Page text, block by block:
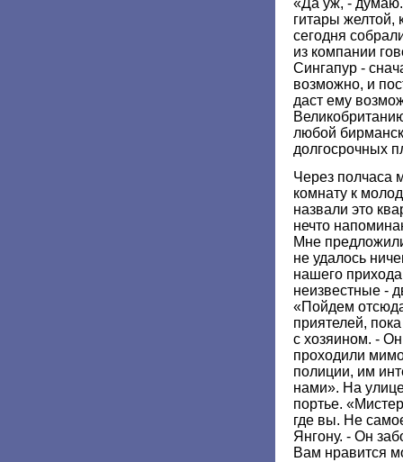
гитары желтой,
сегодня
из компании
Сингапур -
возможно, и
даст ему
любой
долгосрочных
Через полчаса
комнату к
назвали это
нечто
Мне
не удалось
нашего
неизвестные -
«Пойдем
приятелей,
с хозяином. -
проходили
полиции, им
нами». На
портье.
где вы. Не
Янгону. - Он
Вам нравится